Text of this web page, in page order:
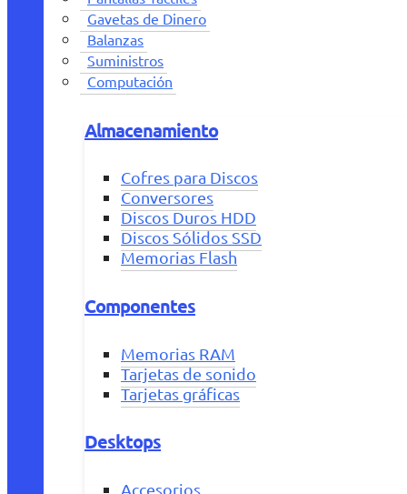
Gavetas de Dinero
Balanzas
Suministros
Computación
Almacenamiento
Cofres para Discos
Conversores
Discos Duros HDD
Discos Sólidos SSD
Memorias Flash
Componentes
Memorias RAM
Tarjetas de sonido
Tarjetas gráficas
Desktops
Accesorios